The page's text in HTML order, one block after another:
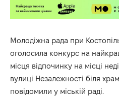
Молодіжна рада при
оголосила конкурс на
місця відпочинку на місці
вулиці Незалежності біля
повідомили у міській раді.